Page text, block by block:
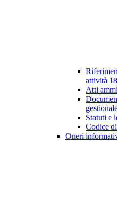
attività 18
Atti
Statuti e
Codice
Oneri